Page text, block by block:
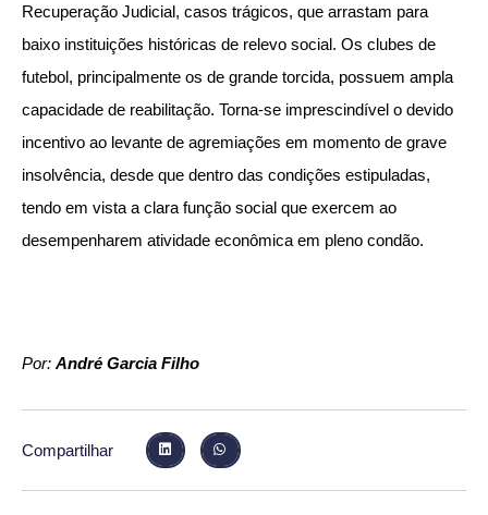
Recuperação Judicial, casos trágicos, que arrastam para
baixo instituições históricas de relevo social. Os clubes de
futebol, principalmente os de grande torcida, possuem ampla
capacidade de reabilitação. Torna-se imprescindível o devido
incentivo ao levante de agremiações em momento de grave
insolvência, desde que dentro das condições estipuladas,
tendo em vista a clara função social que exercem ao
desempenharem atividade econômica em pleno condão.
Por: André Garcia Filho
Compartilhar